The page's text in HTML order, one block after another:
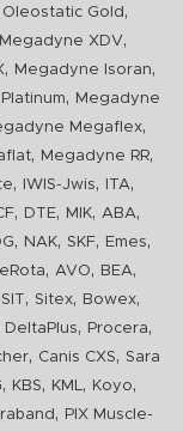
Gold ,
Megadyne XDV,
, Megadyne Isoran,
,
Megadyne
Megaflex,
, Megadyne RR,
, IWIS-Jwis, ITA,
, DTE, MIK, ABA,
, NAK, SKF, Emes,
, AVO, BEA,
SIT, Sitex, Bowex,
DeltaPlus, Procera,
, Canis CXS, Sara
, KBS, KML, Koyo,
, PIX Muscle-